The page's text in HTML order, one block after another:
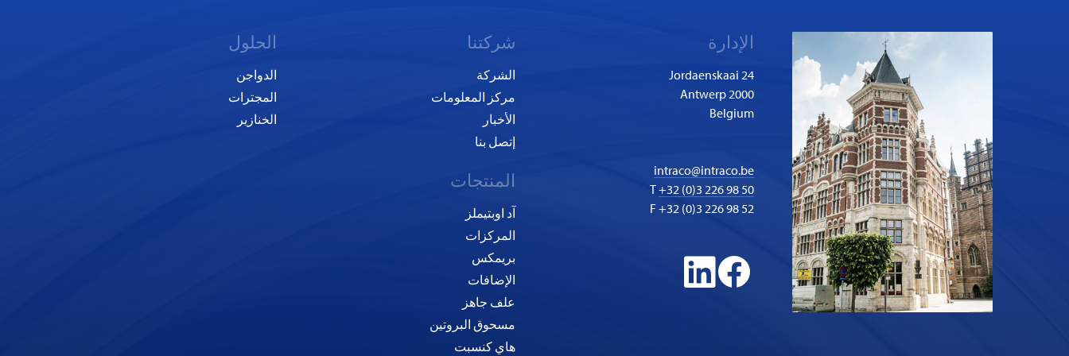
الإدارة
Jordaenskaai 24
2000 Antwerp
Belgium
intraco@intraco.be
T+32 (0)3 226 98 50
F +32 (0)3 226 98 52
شركتنا
الشركة
مركز المعلومات
الأخبار
إتصل بنا
المنتجات
آد اوبتيملز
المركزات
بريمكس
الإضافات
علف جاهز
مسحوق البروتين
هاي كنسبت
الحلول
الدواجن
المجترات
الخنازير